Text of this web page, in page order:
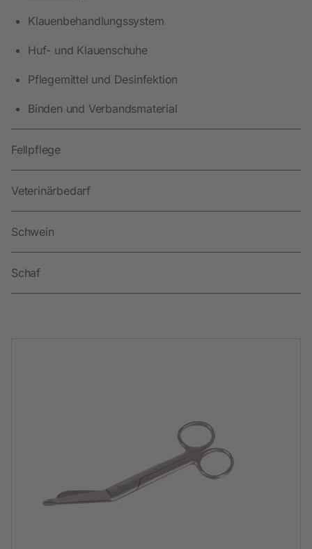
Klauenbehandlungssystem
Huf- und Klauenschuhe
Pflegemittel und Desinfektion
Binden und Verbandsmaterial
Fellpflege
Veterinärbedarf
Schwein
Schaf